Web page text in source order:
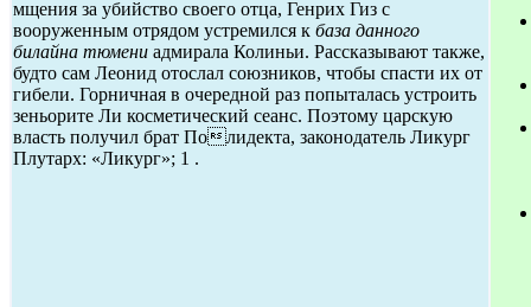
мщения за убийство своего отца, Генрих Гиз с
вооруженным отрядом устремился к база данного
билайна тюмени адмирала Колиньи. Рассказывают также,
будто сам Леонид отослал союзников, чтобы спасти их от
гибели. Горничная в очередной раз попыталась устроить
зеньорите Ли косметический сеанс. Поэтому царскую
власть получил брат Полидекта, законодатель Ликург
Плутарх: «Ликург»; 1 .